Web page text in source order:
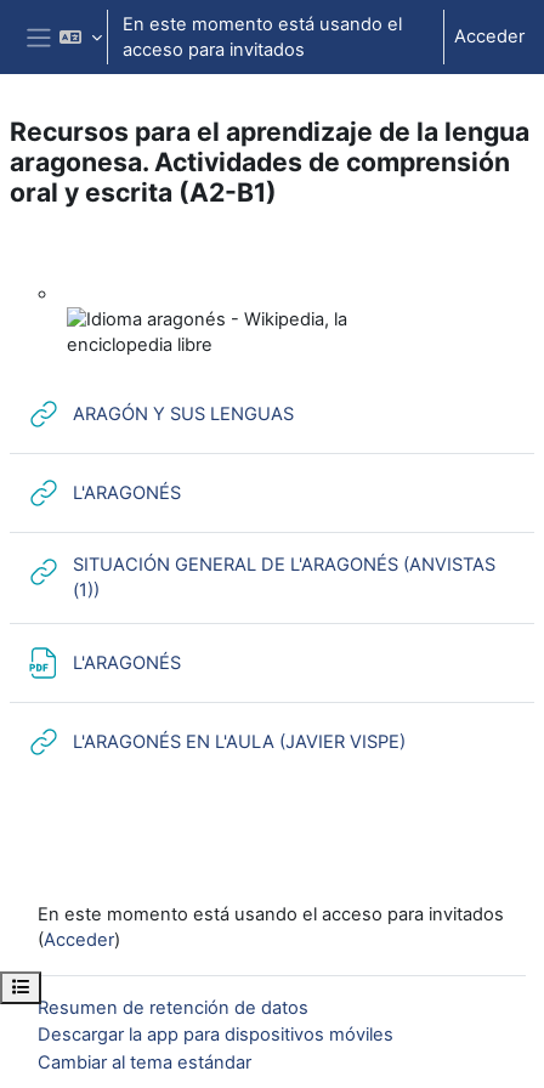
Salta al contenido principal
Panel lateral
En este momento está usando el
acceso para invitados
Acceder
Abrir índice del curso
Recursos para el aprendizaje de la lengua
aragonesa. Actividades de comprensión
oral y escrita (A2-B1)
ARAGÓN Y SUS LENGUASURL
L'ARAGONÉSURL
SITUACIÓN GENERAL DE L'ARAGONÉS (ANVISTAS
(1))
L'ARAGONÉSURL
L'ARAGONÉS EN L'AULA (JAVIER VISPE)
En este momento está usando el acceso para invitados
(Acceder)
Resumen de retención de datos
Descargar la app para dispositivos móviles
Cambiar al tema estándar